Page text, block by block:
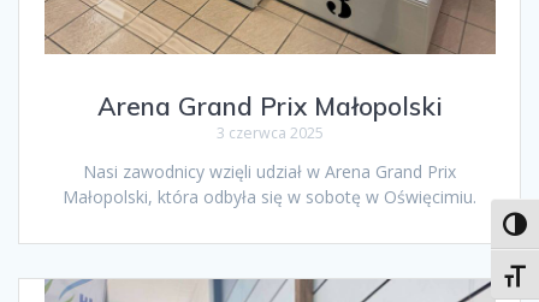
Arena Grand Prix Małopolski
3 czerwca 2025
Nasi zawodnicy wzięli udział w Arena Grand Prix
Małopolski, która odbyła się w sobotę w Oświęcimiu.